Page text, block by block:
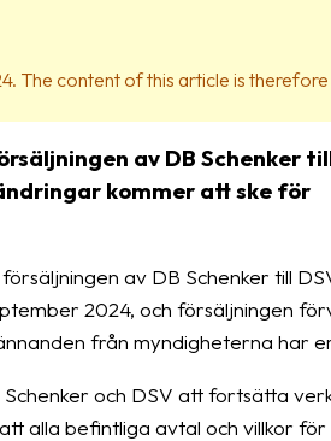
The content of this article is
av DB Schenker
kommer att ske för
av DB Schenker till
2024, och försäljningen
från myndigheterna har
och DSV att fortsätta
alla befintliga avtal och villkor för